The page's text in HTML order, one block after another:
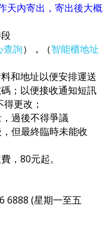
天內寄出，寄出後大概
查詢），（智能櫃地址
和地址以便安排運送
；以便接收通知短訊
更改；
過後不得爭議
但最終臨時未能收
，80元起。
(星期一至五